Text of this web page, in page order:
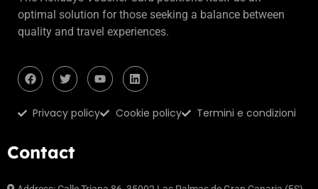
optimal solution for those seeking a balance between
quality and travel experiences.
Privacy policy Cookie policy Termini e condizioni
Contact